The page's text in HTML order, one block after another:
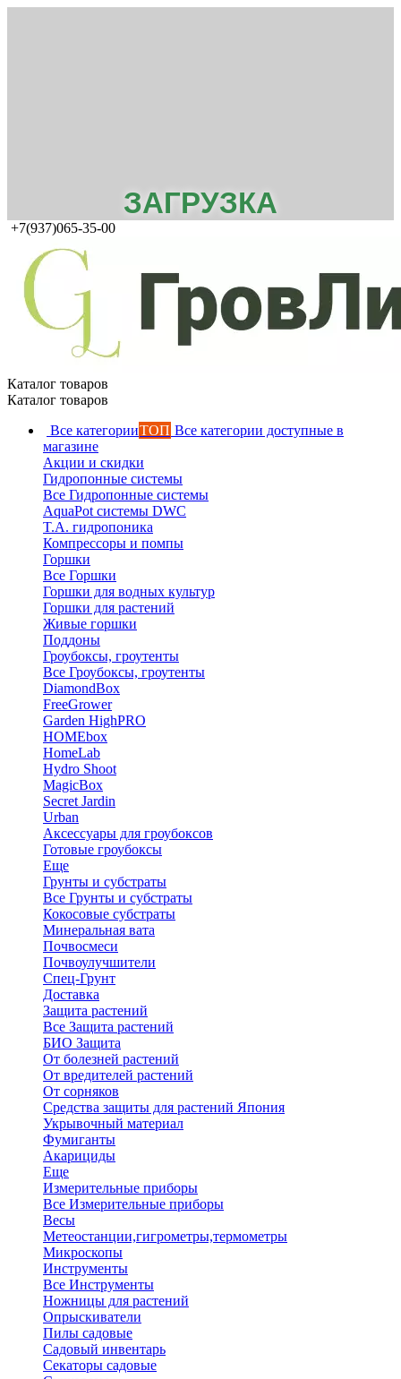
ЗАГРУЗКА
+7(937)065-35-00
Каталог товаров
Каталог товаров
Все категорииТОП Все категории доступные в
магазине
Акции и скидки
Гидропонные системы
Все Гидропонные системы
AquaPot системы DWC
T.A. гидропоника
Компрессоры и помпы
Горшки
Все Горшки
Горшки для водных культур
Горшки для растений
Живые горшки
Поддоны
Гроубоксы, гроутенты
Все Гроубоксы, гроутенты
DiamondBox
FreeGrower
Garden HighPRO
HOMEbox
HomeLab
Hydro Shoot
MagicBox
Secret Jardin
Urban
Аксессуары для гроубоксов
Готовые гроубоксы
Еще
Грунты и субстраты
Все Грунты и субстраты
Кокосовые субстраты
Минеральная вата
Почвосмеси
Почвоулучшители
Спец-Грунт
Доставка
Защита растений
Все Защита растений
БИО Защита
От болезней растений
От вредителей растений
От сорняков
Средства защиты для растений Япония
Укрывочный материал
Фумиганты
Акарициды
Еще
Измерительные приборы
Все Измерительные приборы
Весы
Метеостанции,гигрометры,термометры
Микроскопы
Инструменты
Все Инструменты
Ножницы для растений
Опрыскиватели
Пилы садовые
Садовый инвентарь
Секаторы садовые